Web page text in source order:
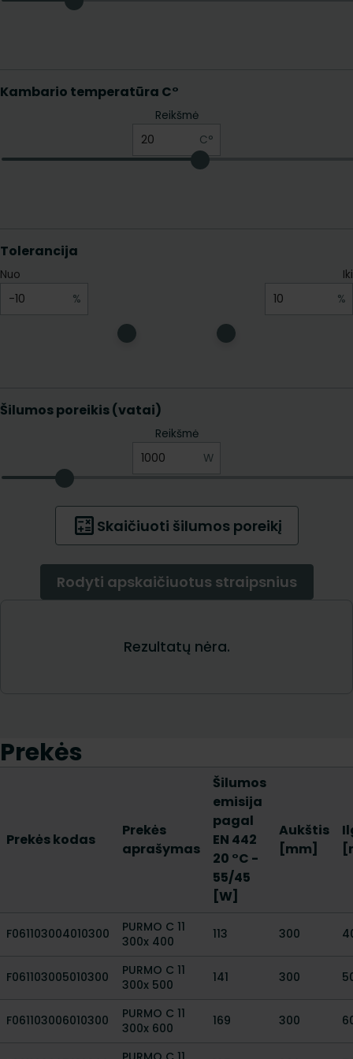
Prekės
Prekės kodas
Prekės
aprašymas
Šilumos
emisija
pagal
EN 442
20 °C -
55/45
[W]
Aukštis
[mm]
F061103004010300
PURMO C 11
300x 400
113 300
F061103005010300
PURMO C 11
300x 500
141 300
F061103006010300
PURMO C 11
300x 600
169 300